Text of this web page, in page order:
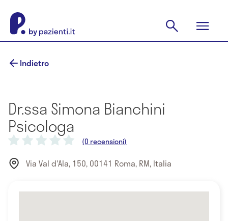
Indietro
Dr.ssa Simona Bianchini
Psicologa
(0 recensioni)
Via Val d'Ala, 150, 00141 Roma, RM, Italia